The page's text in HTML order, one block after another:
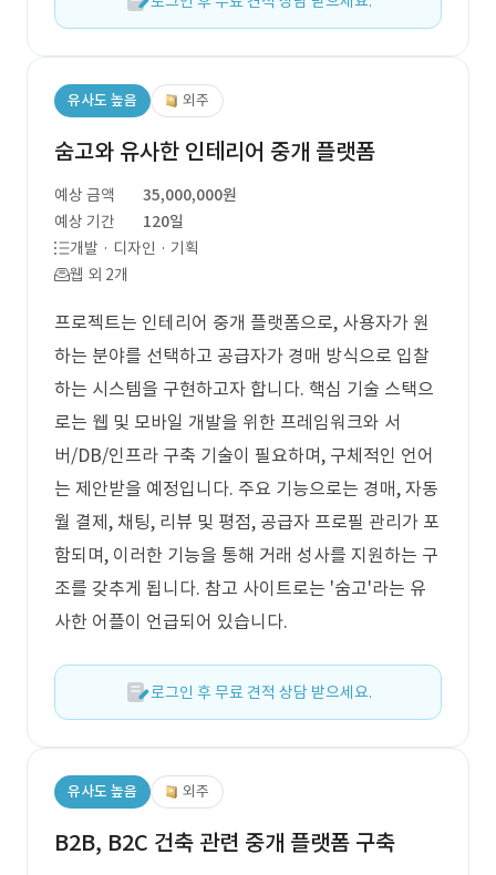
유사도 높음 외주
숨고와 유사한 인테리어 중개 플랫폼
예상 금액
35,000,000원
예상 기간
120일
개발 · 디자인 · 기획
웹 외 2개
프로젝트는 인테리어 중개 플랫폼으로, 사용자가 원
하는 분야를 선택하고 공급자가 경매 방식으로 입찰
하는 시스템을 구현하고자 합니다. 핵심 기술 스택으
로는 웹 및 모바일 개발을 위한 프레임워크와 서
버/DB/인프라 구축 기술이 필요하며, 구체적인 언어
는 제안받을 예정입니다. 주요 기능으로는 경매, 자동
월 결제, 채팅, 리뷰 및 평점, 공급자 프로필 관리가 포
함되며, 이러한 기능을 통해 거래 성사를 지원하는 구
조를 갖추게 됩니다. 참고 사이트로는 '숨고'라는 유
사한 어플이 언급되어 있습니다.
로그인 후 무료 견적 상담 받으세요.
유사도 높음 외주
B2B, B2C 건축 관련 중개 플랫폼 구축